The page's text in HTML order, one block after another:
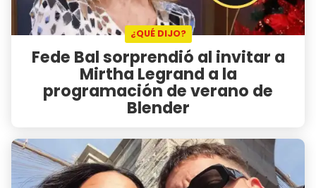
¿QUÉ DIJO?
Fede Bal sorprendió al invitar a
Mirtha Legrand a la
programación de verano de
Blender